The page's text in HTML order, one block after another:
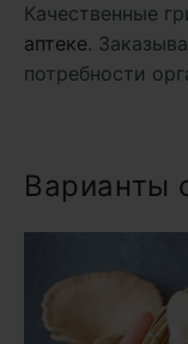
Качественные
аптеке.
потребности
Варианты